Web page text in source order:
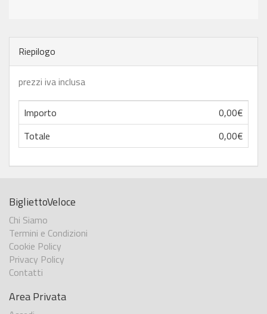
Riepilogo
prezzi iva inclusa
Importo
0,00€
Totale
0,00€
BigliettoVeloce
Chi Siamo
Termini e Condizioni
Cookie Policy
Privacy Policy
Contatti
Area Privata